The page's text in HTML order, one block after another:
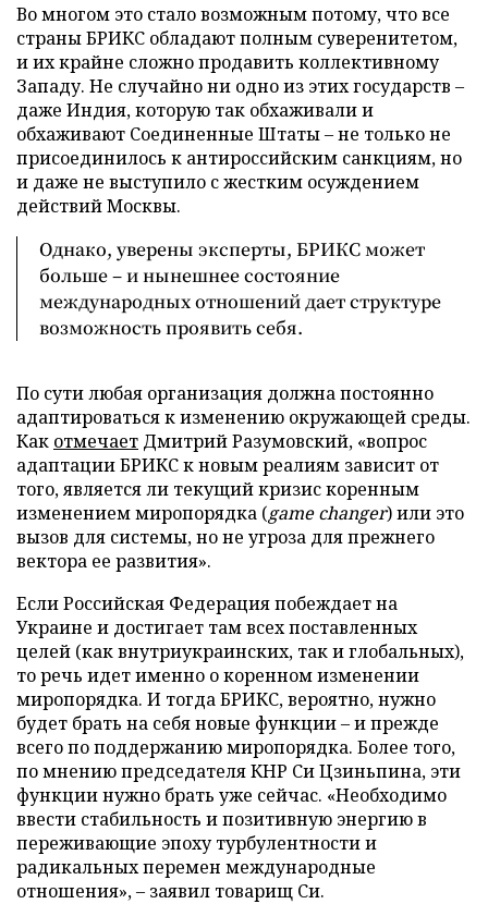
Во многом это стало возможным потому, что все
страны БРИКС обладают полным суверенитетом,
и их крайне сложно продавить коллективному
Западу. Не случайно ни одно из этих государств –
даже Индия, которую так обхаживали и
обхаживают Соединенные Штаты – не только не
присоединилось к антироссийским санкциям, но
и даже не выступило с жестким осуждением
действий Москвы.
Однако, уверены эксперты, БРИКС может
больше – и нынешнее состояние
международных отношений дает структуре
возможность проявить себя.
По сути любая организация должна постоянно
адаптироваться к изменению окружающей среды.
Как отмечает Дмитрий Разумовский, «вопрос
адаптации БРИКС к новым реалиям зависит от
того, является ли текущий кризис коренным
изменением миропорядка (game changer) или это
вызов для системы, но не угроза для прежнего
вектора ее развития».
Если Российская Федерация побеждает на
Украине и достигает там всех поставленных
целей (как внутриукраинских, так и глобальных),
то речь идет именно о коренном изменении
миропорядка. И тогда БРИКС, вероятно, нужно
будет брать на себя новые функции – и прежде
всего по поддержанию миропорядка. Более того,
по мнению председателя КНР Си Цзиньпина, эти
функции нужно брать уже сейчас. «Необходимо
ввести стабильность и позитивную энергию в
переживающие эпоху турбулентности и
радикальных перемен международные
отношения», – заявил товарищ Си.